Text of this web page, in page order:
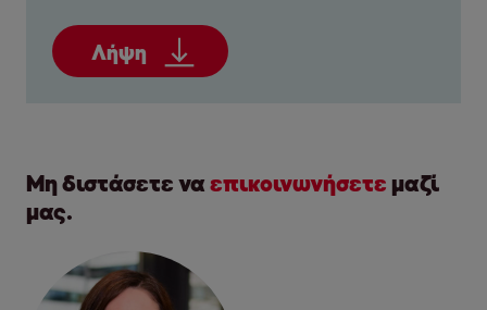
Λήψη
Μη διστάσετε να επικοινωνήσετε μαζί
μας.